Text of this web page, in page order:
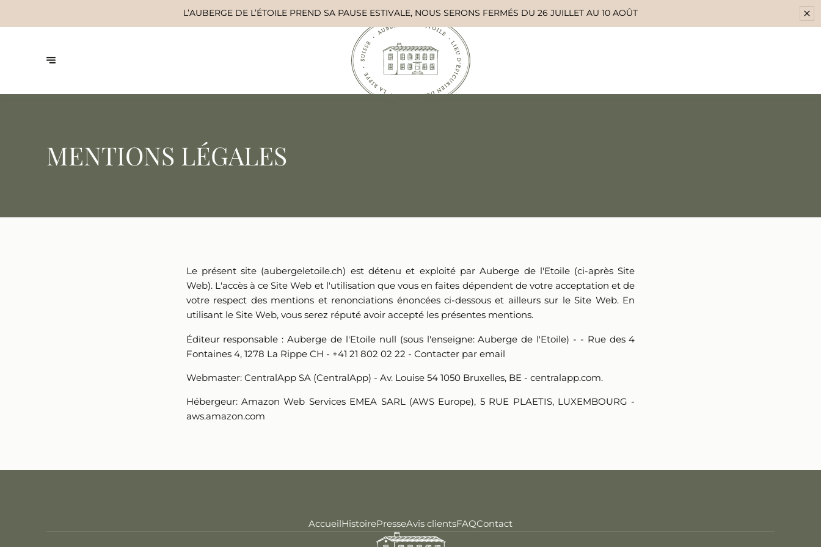
VOIRLE MENU DE LA SEMAINE DÉCOUVRIR NOS MENUS
MENTIONS LÉGALES
Le présent site (aubergeletoile.ch) est détenu et exploité par Auberge de l'Etoile (ci-après Site
Web). L'accès à ce Site Web et l'utilisation que vous en faites dépendent de votre acceptation et de
votre respect des mentions et renonciations énoncées ci-dessous et ailleurs sur le Site Web. En
utilisant le Site Web, vous serez réputé avoir accepté les présentes mentions.
Éditeur responsable : Auberge de l'Etoile null (sous l'enseigne: Auberge de l'Etoile) - - Rue des 4
Fontaines 4, 1278 La Rippe CH - +41 21 802 02 22 - Contacter par email
Webmaster: CentralApp SA (CentralApp) - Av. Louise 54 1050 Bruxelles, BE - centralapp.com.
Hébergeur: Amazon Web Services EMEA SARL (AWS Europe), 5 RUE PLAETIS, LUXEMBOURG -
aws.amazon.com
AccueilHistoirePresseAvis clientsFAQContact